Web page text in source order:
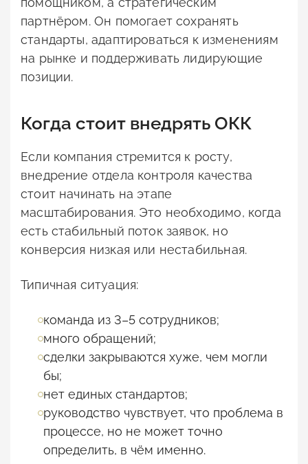
партнёром. Он помогает сохранять
стандарты, адаптироваться к изменениям
на рынке и поддерживать лидирующие
позиции.
Когда стоит внедрять ОКК
Если компания стремится к росту,
внедрение отдела контроля качества
стоит начинать на этапе
масштабирования. Это необходимо, когда
есть стабильный поток заявок, но
конверсия низкая или нестабильная.
Типичная ситуация:
команда из 3–5 сотрудников;
много обращений;
сделки закрываются хуже, чем могли
бы;
нет единых стандартов;
руководство чувствует, что проблема в
процессе, но не может точно
определить, в чём именно.